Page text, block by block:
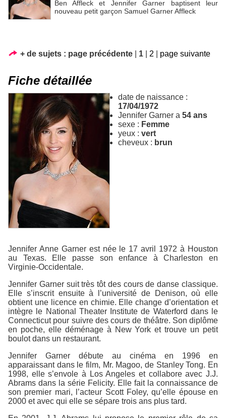
Ben Affleck et Jennifer Garner baptisent leur
nouveau petit garçon Samuel Garner Affleck
+ de sujets : page précédente 1 2 page suivante
Fiche détaillée
date de naissance :
17/04/1972
Jennifer Garner a 54 ans
sexe : Femme
yeux : vert
cheveux : brun
Jennifer Anne Garner est née le 17 avril 1972 à Houston
au Texas. Elle passe son enfance à Charleston en
Virginie-Occidentale.
Jennifer Garner suit très tôt des cours de danse classique.
Elle s’inscrit ensuite à l’université de Denison, où elle
obtient une licence en chimie. Elle change d’orientation et
intègre le National Theater Institute de Waterford dans le
Connecticut pour suivre des cours de théâtre. Son diplôme
en poche, elle déménage à New York et trouve un petit
boulot dans un restaurant.
Jennifer Garner débute au cinéma en 1996 en
apparaissant dans le film, Mr. Magoo, de Stanley Tong. En
1998, elle s’envole à Los Angeles et collabore avec J.J.
Abrams dans la série Felicity. Elle fait la connaissance de
son premier mari, l’acteur Scott Foley, qu’elle épouse en
2000 et avec qui elle se sépare trois ans plus tard.